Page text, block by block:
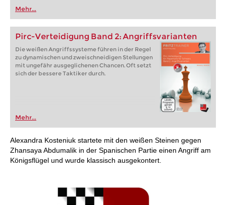
Mehr...
Pirc-Verteidigung Band 2: Angriffsvarianten
Die weißen Angriffssysteme führen in der Regel
zu dynamischen und zweischneidigen Stellungen
mit ungefähr ausgeglichenen Chancen. Oft setzt
sich der bessere Taktiker durch.
Mehr...
Alexandra Kosteniuk startete mit den weißen Steinen gegen
Zhansaya Abdumalik in der Spanischen Partie einen Angriff am
Königsflügel und wurde klassisch ausgekontert.